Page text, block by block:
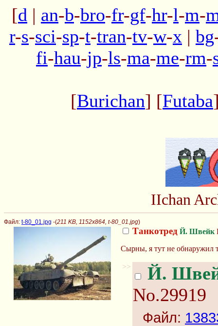
[d | an-b-bro-fr-gf-hr-l-m-
r-s-sci-sp-t-tran-tv-w-x | bg
fi-hau-jp-ls-ma-me-rm-
[Burichan] [Futaba
IIchan
Файл: t-80_01.jpg -(211 KB, 1152x864, t-80_01.jpg)
Танкотред Й. Швейк
Сырны, я тут не обнаружил
>>
Й.
No.29919
Файл: